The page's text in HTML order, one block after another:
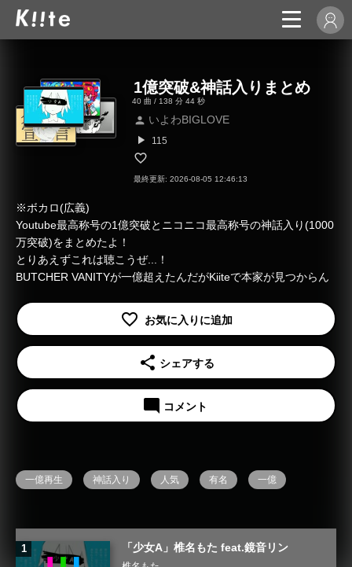
1億突破&神話入りまとめ
40 曲 / 138 分 44 秒
person いよわBIGLOVE
play_arrow 115
最終更新: 2026-08-05 12:46:13
※ボカロ(広義)
Youtube最高称号の1億突破とニコニコ最高称号の神話入り(1000
万突破)をまとめたよ！
とりあえずこれは聴こうぜ...！
BUTCHER VANITYが一億超えたんだがKiiteで本家が見つからん
share シェアする
mode_comment コメント
一億再生 神話入り 人気 有名 一億
「少女A」椎名もた feat.鏡音リン